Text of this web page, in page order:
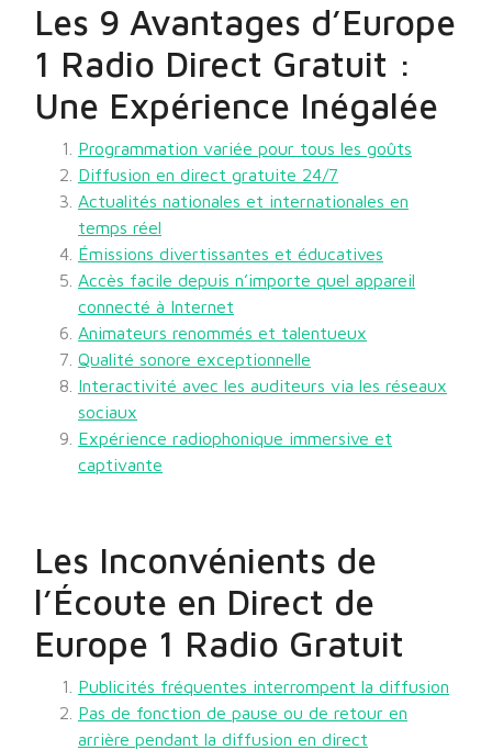
Les 9 Avantages d’Europe
1 Radio Direct Gratuit :
Une Expérience Inégalée
Programmation variée pour tous les goûts
Diffusion en direct gratuite 24/7
Actualités nationales et internationales en
temps réel
Émissions divertissantes et éducatives
Accès facile depuis n’importe quel appareil
connecté à Internet
Animateurs renommés et talentueux
Qualité sonore exceptionnelle
Interactivité avec les auditeurs via les réseaux
sociaux
Expérience radiophonique immersive et
captivante
Les Inconvénients de
l’Écoute en Direct de
Europe 1 Radio Gratuit
Publicités fréquentes interrompent la diffusion
Pas de fonction de pause ou de retour en
arrière pendant la diffusion en direct